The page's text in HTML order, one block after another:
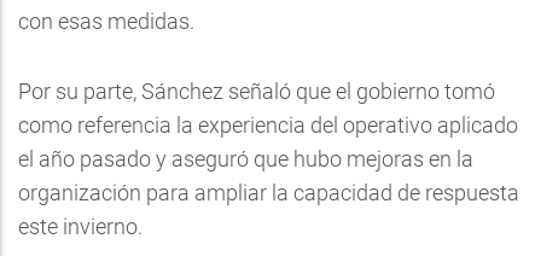
con esas medidas.
Por su parte, Sánchez señaló que el gobierno tomó
como referencia la experiencia del operativo aplicado
el año pasado y aseguró que hubo mejoras en la
organización para ampliar la capacidad de respuesta
este invierno.